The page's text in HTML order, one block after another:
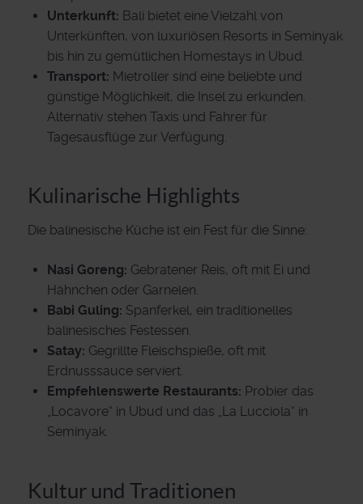
Unterkunft: Bali bietet eine Vielzahl von
Unterkünften, von luxuriösen Resorts in Seminyak
bis hin zu gemütlichen Homestays in Ubud.
Transport: Mietroller sind eine beliebte und
günstige Möglichkeit, die Insel zu erkunden.
Alternativ stehen Taxis und Fahrer für
Tagesausflüge zur Verfügung.
Kulinarische Highlights
Die balinesische Küche ist ein Fest für die Sinne:
Nasi Goreng: Gebratener Reis, oft mit Ei und
Hähnchen oder Garnelen.
Babi Guling: Spanferkel, ein traditionelles
balinesisches Festessen.
Satay: Gegrillte Fleischspieße, oft mit
Erdnusssauce serviert.
Empfehlenswerte Restaurants: Probier das
„Locavore“ in Ubud und das „La Lucciola“ in
Seminyak.
Kultur und Traditionen